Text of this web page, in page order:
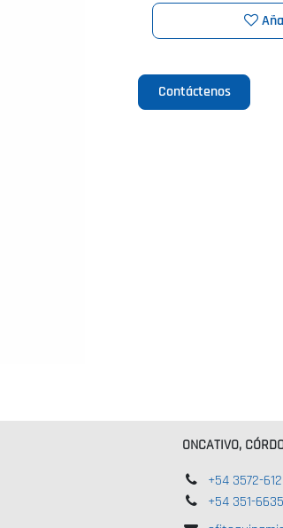
Contáctenos
ONCATIVO,
+54 3572-
+54 351-